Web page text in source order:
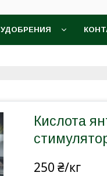
УДОБРЕНИЯ
Кислота
250 ₴/кг